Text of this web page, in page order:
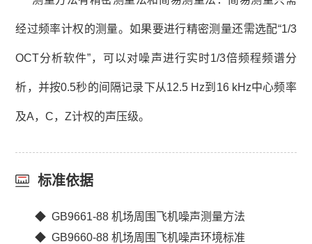
经过频率计权的测量。如果要进行精密测量还需选配“1/3
OCT分析软件”，可以对噪声进行实时1/3倍频程频谱分
析，并按0.5秒的间隔记录下从12.5 Hz到16 kHz中心频率
及A，C，Z计权的声压级。
标准依据
◆ GB9661-88 机场周围飞机噪声测量方法
◆ GB9660-88 机场周围飞机噪声环境标准